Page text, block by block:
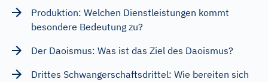
Produktion: Welchen Dienstleistungen kommt
besondere Bedeutung zu?
Der Daoismus: Was ist das Ziel des Daoismus?
Drittes Schwangerschaftsdrittel: Wie bereiten sich